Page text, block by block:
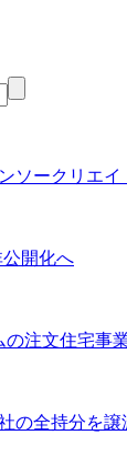
ソークリエ
開化へ
の注文住宅事
の全持分を